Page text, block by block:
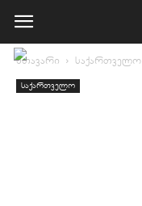
მთავარი საქართველო
საქართველო